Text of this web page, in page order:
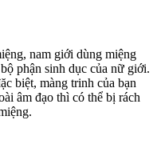
nam giới dùng miệng
phận sinh dục của nữ giới.
biệt, màng trinh của bạn
âm đạo thì có thể bị rách